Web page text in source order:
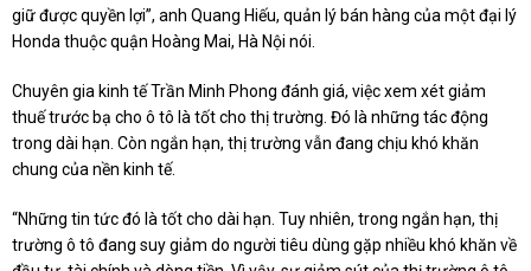
giữ được quyền lợi”, anh Quang Hiếu, quản lý bán hàng của một đại lý
Honda thuộc quận Hoàng Mai, Hà Nội nói.
Chuyên gia kinh tế Trần Minh Phong đánh giá, việc xem xét giảm
thuế trước bạ cho ô tô là tốt cho thị trường. Đó là những tác động
trong dài hạn. Còn ngắn hạn, thị trường vẫn đang chịu khó khăn
chung của nền kinh tế.
“Những tin tức đó là tốt cho dài hạn. Tuy nhiên, trong ngắn hạn, thị
trường ô tô đang suy giảm do người tiêu dùng gặp nhiều khó khăn về